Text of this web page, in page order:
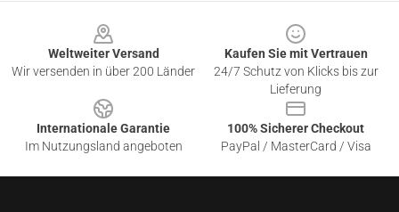
Weltweiter Versand
Wir versenden in über 200 Länder
Kaufen Sie mit Vertrauen
24/7 Schutz von Klicks bis zur
Lieferung
Internationale Garantie
Im Nutzungsland angeboten
100% Sicherer Checkout
PayPal / MasterCard / Visa